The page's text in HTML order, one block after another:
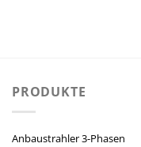
PRODUKTE
Anbaustrahler 3-Phasen